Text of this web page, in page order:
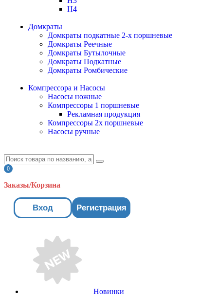
H4
Домкраты
Домкраты подкатные 2-х поршневые
Домкраты Реечные
Домкраты Бутылочные
Домкраты Подкатные
Домкраты Ромбические
Компрессора и Насосы
Насосы ножные
Компрессоры 1 поршневые
Рекламная продукция
Компрессоры 2х поршневые
Насосы ручные
0
Заказы/Корзина
Вход Регистрация
Новинки